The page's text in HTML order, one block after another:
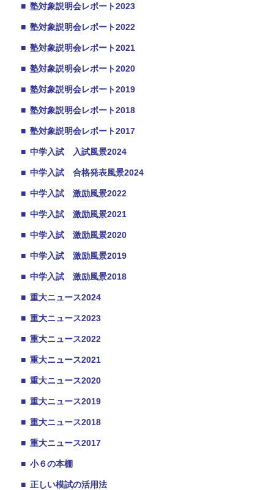
■ 塾対象説明会レポート2023
■ 塾対象説明会レポート2022
■ 塾対象説明会レポート2021
■ 塾対象説明会レポート2020
■ 塾対象説明会レポート2019
■ 塾対象説明会レポート2018
■ 塾対象説明会レポート2017
■ 中学入試 入試風景2024
■ 中学入試 合格発表風景2024
■ 中学入試 激励風景2022
■ 中学入試 激励風景2021
■ 中学入試 激励風景2020
■ 中学入試 激励風景2019
■ 中学入試 激励風景2018
■ 重大ニュース2024
■ 重大ニュース2023
■ 重大ニュース2022
■ 重大ニュース2021
■ 重大ニュース2020
■ 重大ニュース2019
■ 重大ニュース2018
■ 重大ニュース2017
■ 小６の本棚
■ 正しい模試の活用法